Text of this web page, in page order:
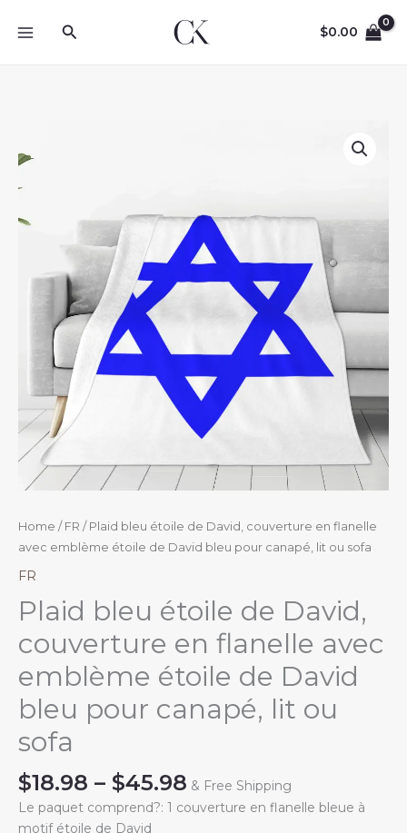
Search $0.00
Home / FR / Plaid bleu étoile de David, couverture en flanelle
avec emblème étoile de David bleu pour canapé, lit ou sofa
FR
Plaid bleu étoile de David,
couverture en flanelle avec
emblème étoile de David
bleu pour canapé, lit ou
sofa
$18.98 – $45.98 Price
range:
& Free Shipping
Le paquet comprend?: 1 couverture en flanelle bleue à
motif étoile de David